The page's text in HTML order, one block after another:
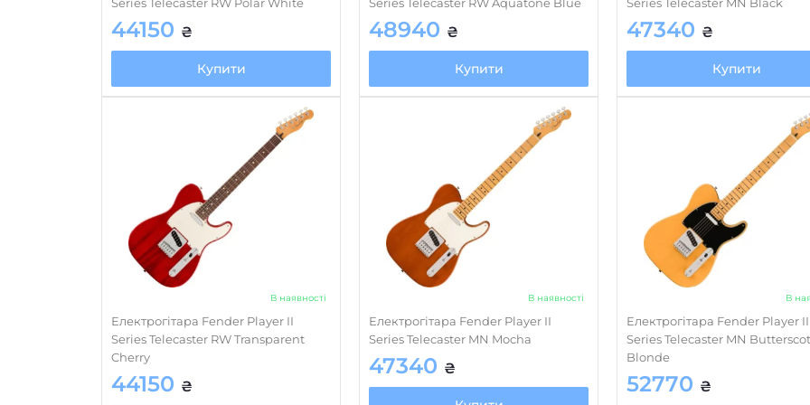
Кілки/механіка
Звукознімачі
44150 ₴
Купити
48940 ₴
Купити
47340 ₴
Купити
В наявності
Електрогітара Fender Player II
Series Telecaster RW Transparent
Cherry
44150 ₴
В наявності
Електрогітара Fender Player II
Series Telecaster MN Mocha
47340 ₴
В
Електрогітара Fender Player II
Series Telecaster MN
Blonde
52770 ₴